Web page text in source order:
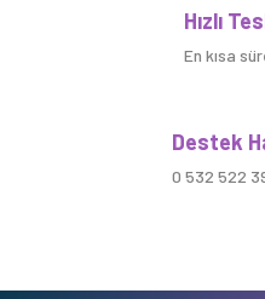
Hızlı
En kısa
Destek
0 532 522